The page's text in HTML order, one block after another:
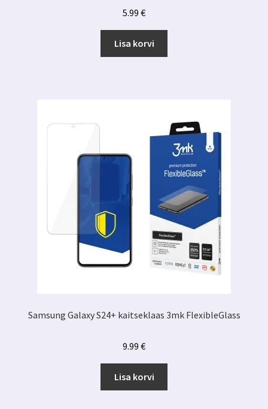
5.99 €
Lisa korvi
Samsung Galaxy S24+ kaitseklaas 3mk FlexibleGlass
9.99 €
Lisa korvi